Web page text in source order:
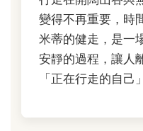
變得不再重要，時
米蒂的健走，是一
安靜的過程，讓人
「正在行走的自己